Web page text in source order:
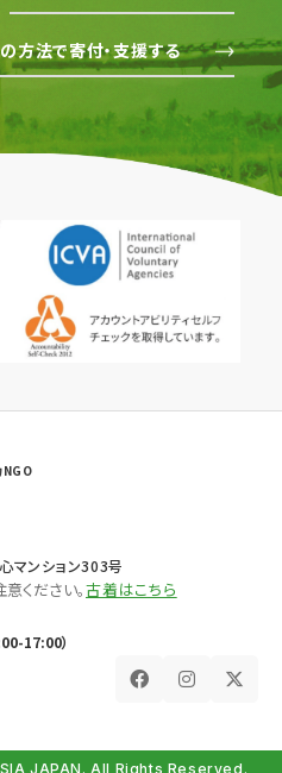
方法で寄付・支援する
NGO
ンション303号
ください。古着はこちら
17:00）
JAPAN. All Rights Reserved.